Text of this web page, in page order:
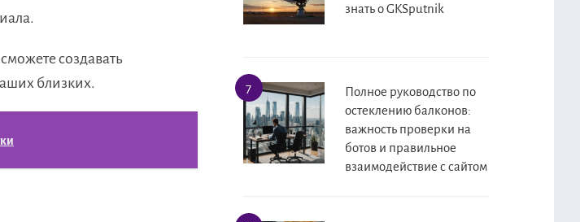
создавать
близких.
знать о GKSputnik
Полное руководство по
остеклению балконов:
важность проверки на
ботов и правильное
взаимодействие с сайтом